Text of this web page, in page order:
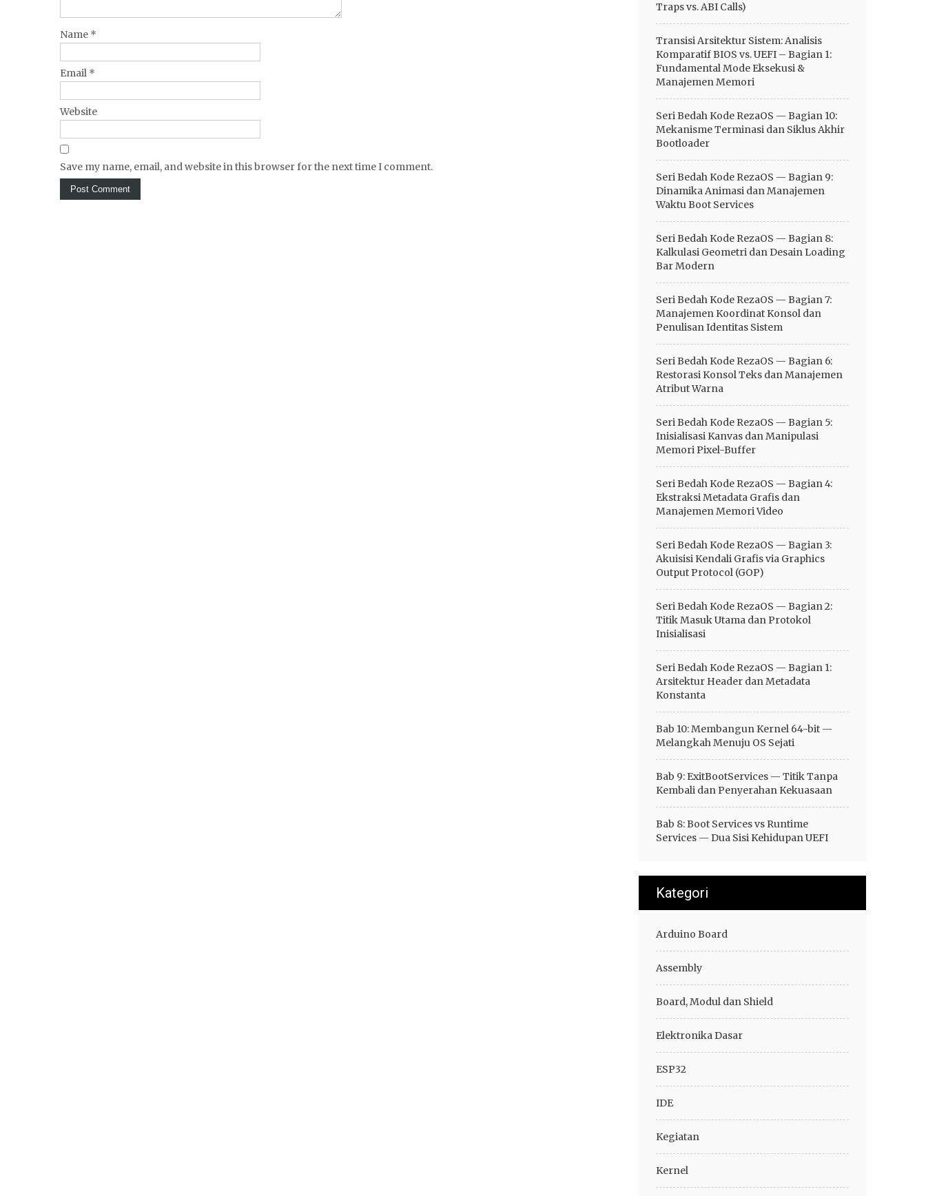
Name *
Email *
Website
Save my name, email, and website in this browser for the next time I comment.
Traps vs. ABI Calls)
Transisi Arsitektur Sistem: Analisis
Komparatif BIOS vs. UEFI – Bagian 1:
Fundamental Mode Eksekusi &
Manajemen Memori
Seri Bedah Kode RezaOS — Bagian 10:
Mekanisme Terminasi dan Siklus Akhir
Bootloader
Seri Bedah Kode RezaOS — Bagian 9:
Dinamika Animasi dan Manajemen
Waktu Boot Services
Seri Bedah Kode RezaOS — Bagian 8:
Kalkulasi Geometri dan Desain Loading
Bar Modern
Seri Bedah Kode RezaOS — Bagian 7:
Manajemen Koordinat Konsol dan
Penulisan Identitas Sistem
Seri Bedah Kode RezaOS — Bagian 6:
Restorasi Konsol Teks dan Manajemen
Atribut Warna
Seri Bedah Kode RezaOS — Bagian 5:
Inisialisasi Kanvas dan Manipulasi
Memori Pixel-Buffer
Seri Bedah Kode RezaOS — Bagian 4:
Ekstraksi Metadata Grafis dan
Manajemen Memori Video
Seri Bedah Kode RezaOS — Bagian 3:
Akuisisi Kendali Grafis via Graphics
Output Protocol (GOP)
Seri Bedah Kode RezaOS — Bagian 2:
Titik Masuk Utama dan Protokol
Inisialisasi
Seri Bedah Kode RezaOS — Bagian 1:
Arsitektur Header dan Metadata
Konstanta
Bab 10: Membangun Kernel 64-bit —
Melangkah Menuju OS Sejati
Bab 9: ExitBootServices — Titik Tanpa
Kembali dan Penyerahan Kekuasaan
Bab 8: Boot Services vs Runtime
Services — Dua Sisi Kehidupan UEFI
Kategori
Arduino Board
Assembly
Board, Modul dan Shield
Elektronika Dasar
ESP32
IDE
Kegiatan
Kernel